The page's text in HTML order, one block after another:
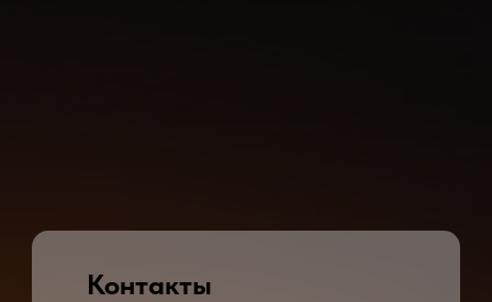
Контакты